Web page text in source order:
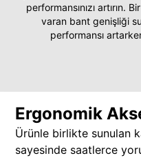
performansınızı artırın.
varan bant genişliği
performansı
Ergonomik
Ürünle birlikte sunulan
sayesinde saatlerce